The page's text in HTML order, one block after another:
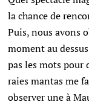
la chance de
Puis, nous avons
moment au
pas les mots pour
raies mantas me
observer une à